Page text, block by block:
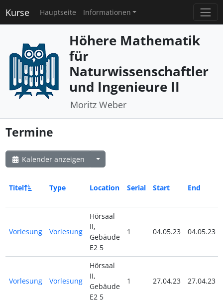
Kurse Hauptseite Informationen
Höhere Mathematik
für
Naturwissenschaftler
und Ingenieure II
Moritz Weber
Termine
Kalender anzeigen
Titel Type Location Serial Start End
Vorlesung Vorlesung
Hörsaal
II,
Gebäude
E2 5
1 04.05.23 04.05.23
Vorlesung Vorlesung
Hörsaal
II,
Gebäude
E2 5
1 27.04.23 27.04.23